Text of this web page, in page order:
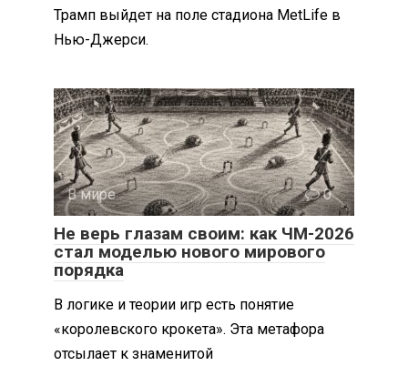
Трамп выйдет на поле стадиона MetLife в
Нью-Джерси.
В мире 0
Не верь глазам своим: как ЧМ-2026
стал моделью нового мирового
порядка
В логике и теории игр есть понятие
«королевского крокета». Эта метафора
отсылает к знаменитой